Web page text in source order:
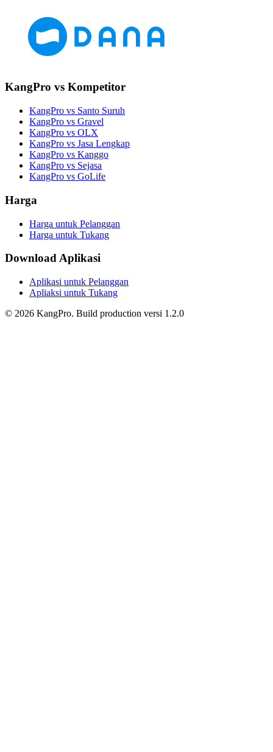
KangPro vs Kompetitor
KangPro vs Santo Suruh
KangPro vs Gravel
KangPro vs OLX
KangPro vs Jasa Lengkap
KangPro vs Kanggo
KangPro vs Sejasa
KangPro vs GoLife
Harga
Harga untuk Pelanggan
Harga untuk Tukang
Download Aplikasi
Aplikasi untuk Pelanggan
Apliaksi untuk Tukang
© 2026 KangPro. Build production versi 1.2.0